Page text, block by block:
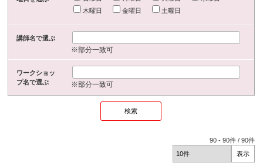
木曜日
金曜日 土曜日
講師名で選ぶ
※部分一致可
ワークショッ
プ名で選ぶ
※部分一致可
90 -90件 /90件